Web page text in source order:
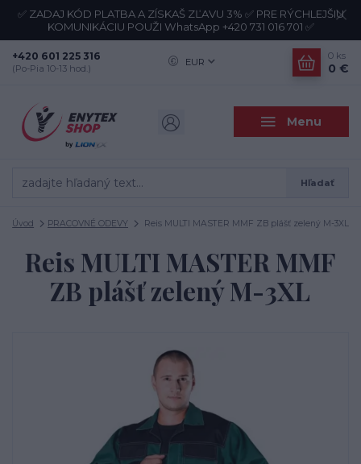
✅ ZADAJ KÓD PLATBA A ZÍSKAŠ ZĽAVU 3% ✅ PRE RÝCHLEJŠIU
KOMUNIKÁCIU POUŽI WhatsApp +420 731 016 701 ✅
Menu
EUR
Hľadať
+420 601 225 316
(Po-Pia 10-13 hod.)
0 ks
0 €
Úvod PRACOVNÉ ODEVY Reis MULTI MASTER MMF ZB plášť zelený M-3XL
Reis MULTI MASTER MMF
ZB plášť zelený M-3XL